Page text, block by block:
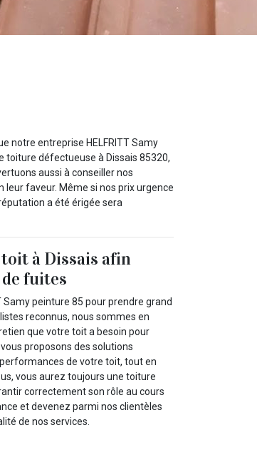
notre entreprise HELFRITT Samy
toiture défectueuse à Dissais 85320,
aussi à conseiller nos
faveur. Même si nos prix urgence
a été érigée sera
à Dissais afin
fuites
peinture 85 pour prendre grand
reconnus, nous sommes en
que votre toit a besoin pour
proposons des solutions
de votre toit, tout en
vous aurez toujours une toiture
correctement son rôle au cours
et devenez parmi nos clientèles
de nos services.